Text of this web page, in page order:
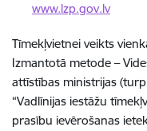
www.lzp.gov.lv
Tīmekļvietnei veikts
Izmantotā metode –
attīstības ministrijas
“Vadlīnijas iestāžu
prasību ievērošanas